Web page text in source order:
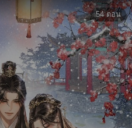
54 ตอน